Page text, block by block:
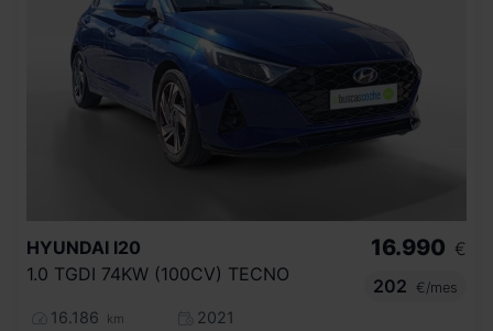
HYUNDAI I20
1.0 TGDI 74KW (100CV) TECNO
16.186 km
2021
16.990 €
202
€/mes